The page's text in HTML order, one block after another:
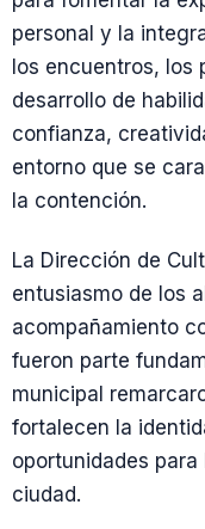
personal y la
los encuentros, los
desarrollo de
confianza,
entorno que se
la contención.
La Dirección de
entusiasmo de los
acompañamiento
fueron parte
municipal
fortalecen la
oportunidades
ciudad.